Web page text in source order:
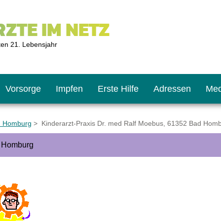
IM NETZ
21. Lebensjahr
Vorsorge Impfen Erste Hilfe Adressen
Homburg > Kinderarzt-Praxis Dr. med Ralf Moebus, 61352 Bad